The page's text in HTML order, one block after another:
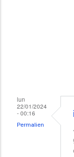
lun
22/01/2024
- 00:16
Permalien